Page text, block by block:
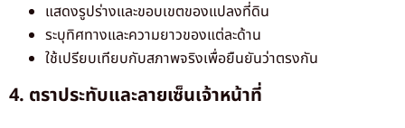
แสดงรูปร่างและขอบเขตของแปลงที่ดิน
ระบุทิศทางและความยาวของแต่ละด้าน
ใช้เปรียบเทียบกับสภาพจริงเพื่อยืนยันว่าตรงกัน
4. ตราประทับและลายเซ็นเจ้าหน้าที่